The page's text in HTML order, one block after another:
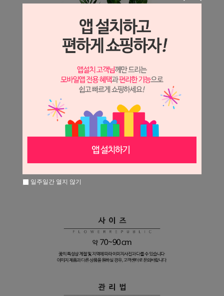
일주일간 열지 않기